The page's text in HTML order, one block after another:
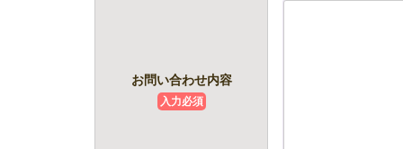
お問い合わせ内容
入力必須